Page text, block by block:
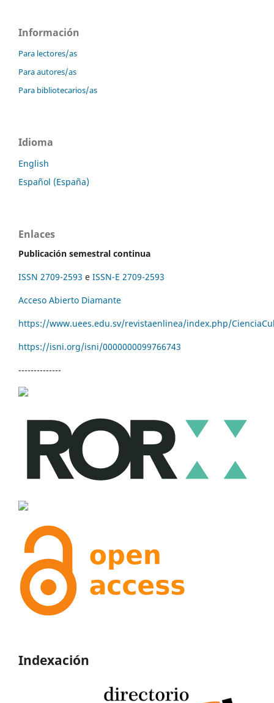
Información
Para lectores/as
Para autores/as
Para bibliotecarios/as
Idioma
English
Español (España)
Enlaces
Publicación semestral continua
ISSN 2709-2593 e ISSN-E 2709-2593
Acceso Abierto Diamante
https://www.uees.edu.sv/revistaenlinea/index.php/
https://isni.org/isni/0000000099766743
--------------
Indexación